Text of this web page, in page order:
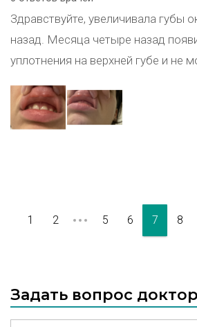
Здравствуйте, увеличивала губы
назад. Месяца четыре назад
уплотнения на верхней губе и не
веденным препаратом или это что-то
противогрипковые препараты ,
1 2 5 6 7 8
Задать вопрос